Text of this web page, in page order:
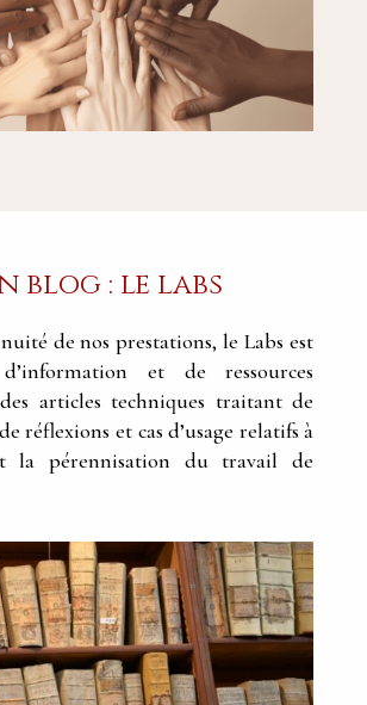
blog : le labs
de nos prestations, le Labs est
et de ressources
articles techniques traitant de
réflexions et cas d’usage relatifs à
la pérennisation du travail de